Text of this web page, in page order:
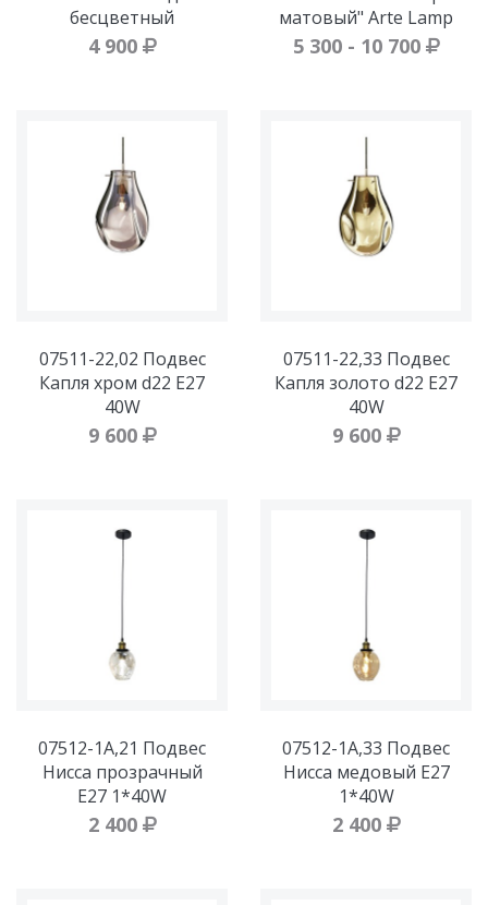
бесцветный
4 900
матовый" Arte Lamp
5 300 - 10 700
07511-22,02 Подвес
Капля хром d22 E27
40W
9 600
07511-22,33 Подвес
Капля золото d22 E27
40W
9 600
07512-1A,21 Подвес
Нисса прозрачный
E27 1*40W
2 400
07512-1A,33 Подвес
Нисса медовый E27
1*40W
2 400